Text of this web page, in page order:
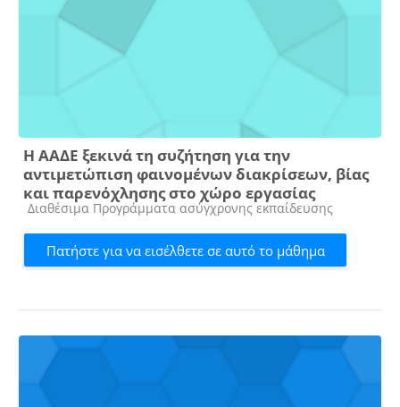
Η ΑΑΔΕ ξεκινά τη συζήτηση για την
αντιμετώπιση φαινομένων διακρίσεων, βίας
και παρενόχλησης στο χώρο εργασίας
Κατηγορία μαθήματος
Διαθέσιμα Προγράμματα ασύγχρονης εκπαίδευσης
Πατήστε για να εισέλθετε σε αυτό το μάθημα